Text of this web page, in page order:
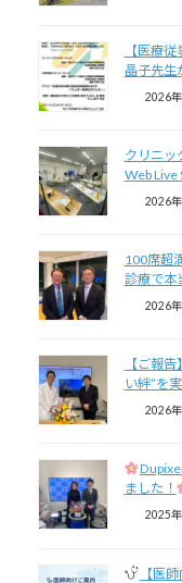
【医療
晶子先生
2026
クリニッ
Web Live
2026
100席超
診療で本
2026
【ご報
い絆”を
2026
ました！
2025
【医